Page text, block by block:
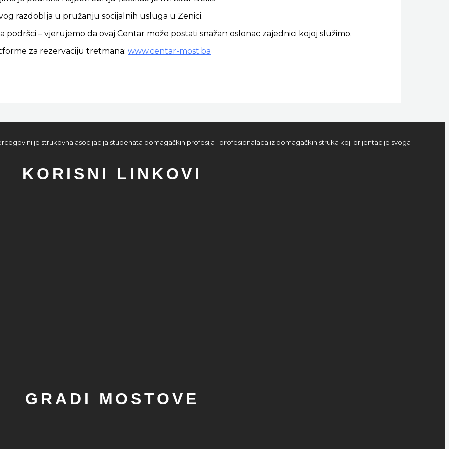
razdoblja u pružanju socijalnih usluga u Zenici.
– vjerujemo da ovaj Centar može postati snažan oslonac zajednici kojoj služimo.
za rezervaciju tretmana: www.centar-most.ba
je strukovna asocijacija studenata pomagačkih profesija i profesionalaca iz pomagačkih struka koji orijentacije svoga
KORISNI LINKOVI
GRADI MOSTOVE